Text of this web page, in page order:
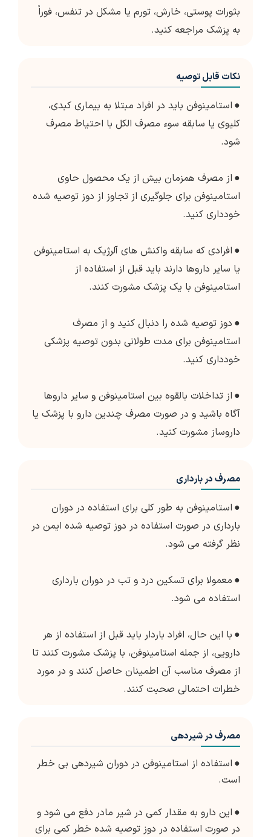
بثورات پوستی، خارش، تورم یا مشکل در تنفس، فوراً
به پزشک مراجعه کنید.
نکات قابل توصیه
● استامینوفن باید در افراد مبتلا به بیماری کبدی،
کلیوی یا سابقه سوء مصرف الکل با احتیاط مصرف
شود.
● از مصرف همزمان بیش از یک محصول حاوی
استامینوفن برای جلوگیری از تجاوز از دوز توصیه شده
خودداری کنید.
● افرادی که سابقه واکنش های آلرژیک به استامینوفن
یا سایر داروها دارند باید قبل از استفاده از
استامینوفن با یک پزشک مشورت کنند.
● دوز توصیه شده را دنبال کنید و از مصرف
استامینوفن برای مدت طولانی بدون توصیه پزشکی
خودداری کنید.
● از تداخلات بالقوه بین استامینوفن و سایر داروها
آگاه باشید و در صورت مصرف چندین دارو با پزشک یا
داروساز مشورت کنید.
مصرف در بارداری
● استامینوفن به طور کلی برای استفاده در دوران
بارداری در صورت استفاده در دوز توصیه شده ایمن در
نظر گرفته می شود.
● معمولا برای تسکین درد و تب در دوران بارداری
استفاده می شود.
● با این حال، افراد باردار باید قبل از استفاده از هر
دارویی، از جمله استامینوفن، با پزشک مشورت کنند تا
از مصرف مناسب آن اطمینان حاصل کنند و در مورد
خطرات احتمالی صحبت کنند.
مصرف در شیردهی
● استفاده از استامینوفن در دوران شیردهی بی خطر
است.
● این دارو به مقدار کمی در شیر مادر دفع می شود و
در صورت استفاده در دوز توصیه شده خطر کمی برای